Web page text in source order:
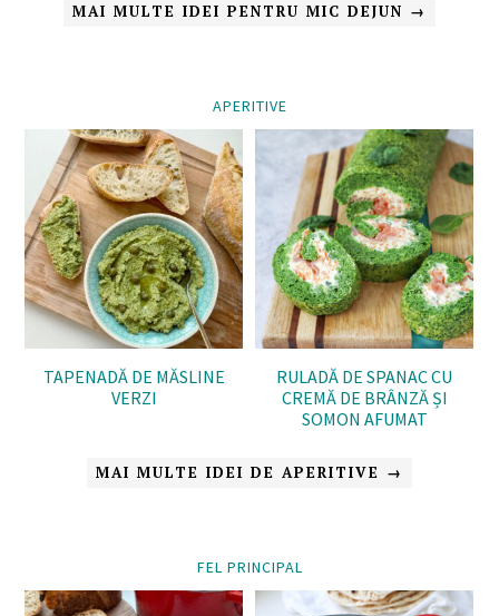
MAI MULTE IDEI PENTRU MIC DEJUN →
APERITIVE
TAPENADĂ DE MĂSLINE
VERZI
RULADĂ DE SPANAC CU
CREMĂ DE BRÂNZĂ ȘI
SOMON AFUMAT
MAI MULTE IDEI DE APERITIVE →
FEL PRINCIPAL